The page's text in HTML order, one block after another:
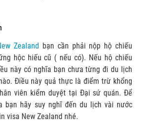
Zealand bạn cần phải nộp hộ chiếu
hộc hiếu cũ ( nếu có). Nếu hộ chiếu
này có nghĩa bạn chưa từng đi du lịch
Điều này quả thực là điểm trừ khổng
viên kiểm duyệt tại Đại sứ quán. Để
bạn hãy suy nghĩ đến du lịch vài nước
visa New Zealand nhé.